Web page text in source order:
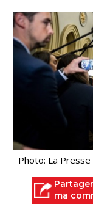
Photo: La
ma